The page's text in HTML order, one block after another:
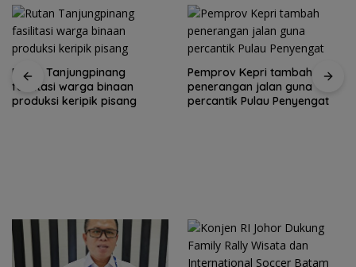
Rutan Tanjungpinang
fasilitasi warga binaan
produksi keripik pisang
Pemprov Kepri tambah
penerangan jalan guna
percantik Pulau Penyengat